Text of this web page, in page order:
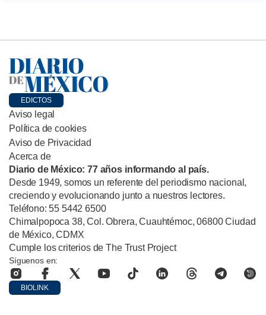
EDICTOS
Aviso legal
Política de cookies
Aviso de Privacidad
Acerca de
Diario de México: 77 años informando al país.
Desde 1949, somos un referente del periodismo nacional,
creciendo y evolucionando junto a nuestros lectores.
Teléfono: 55 5442 6500
Chimalpopoca 38, Col. Obrera, Cuauhtémoc, 06800 Ciudad
de México, CDMX
Cumple los criterios de The Trust Project
Síguenos en:
BIOLINK